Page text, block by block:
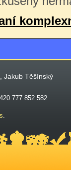
Jakub Těšínský
777 852 582
.